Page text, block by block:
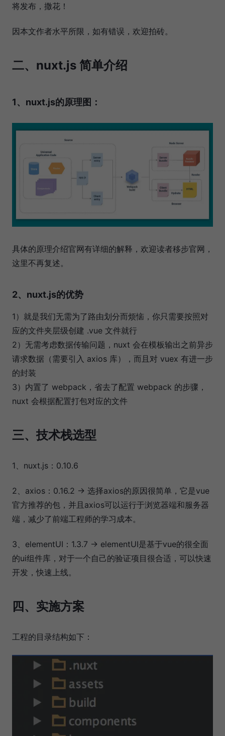
将发布，撒花！
因本文作者水平所限，如有错误，欢迎拍砖。
二、nuxt.js 简单介绍
1、nuxt.js的原理图：
具体的原理介绍官网有详细的解释，欢迎读者移步官网，
这里不再复述。
2、nuxt.js的优势
1）就是我们无需为了路由划分而烦恼，你只需要按照对
应的文件夹层级创建 .vue 文件就行
2）无需考虑数据传输问题，nuxt 会在模板输出之前异步
请求数据（需要引入 axios 库），而且对 vuex 有进一步
的封装
3）内置了 webpack，省去了配置 webpack 的步骤，
nuxt 会根据配置打包对应的文件
三、技术栈选型
1、nuxt.js：0.10.6
2、axios：0.16.2 → 选择axios的原因很简单，它是vue
官方推荐的包，并且axios可以运行于浏览器端和服务器
端，减少了前端工程师的学习成本。
3、elementUI：1.3.7 → elementUI是基于vue的很全面
的ui组件库，对于一个自己的验证项目很合适，可以快速
开发，快速上线。
四、实施方案
工程的目录结构如下：